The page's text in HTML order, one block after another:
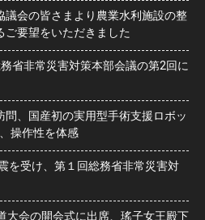
議会の皆さまより農業水利施設の整
要望をいただきました
省非常災害対策本部会議の第2回に
、国産初の実用型手術支援ロボッ
操作性を体感
を受け、第１回総務省非常災害対
大会の開会式に出席、瑤子女王殿下